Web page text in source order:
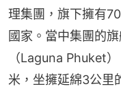
理集團，旗下擁有
國家。當中集團的
（Laguna Phuket
米，坐擁延綿3公里